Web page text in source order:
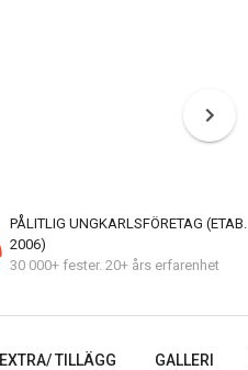
PÅLITLIG UNGKARLSFÖRETAG (ETAB.
2006)
30 000+ fester. 20+ års erfarenhet
EXTRA/ TILLÄGG GALLERI